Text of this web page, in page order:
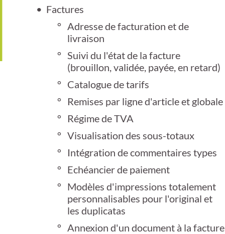
Factures
Adresse de facturation et de
livraison
Suivi du l'état de la facture
(brouillon, validée, payée, en retard)
Catalogue de tarifs
Remises par ligne d'article et globale
Régime de TVA
Visualisation des sous-totaux
Intégration de commentaires types
Echéancier de paiement
Modèles d'impressions totalement
personnalisables pour l'original et
les duplicatas
Annexion d'un document à la facture